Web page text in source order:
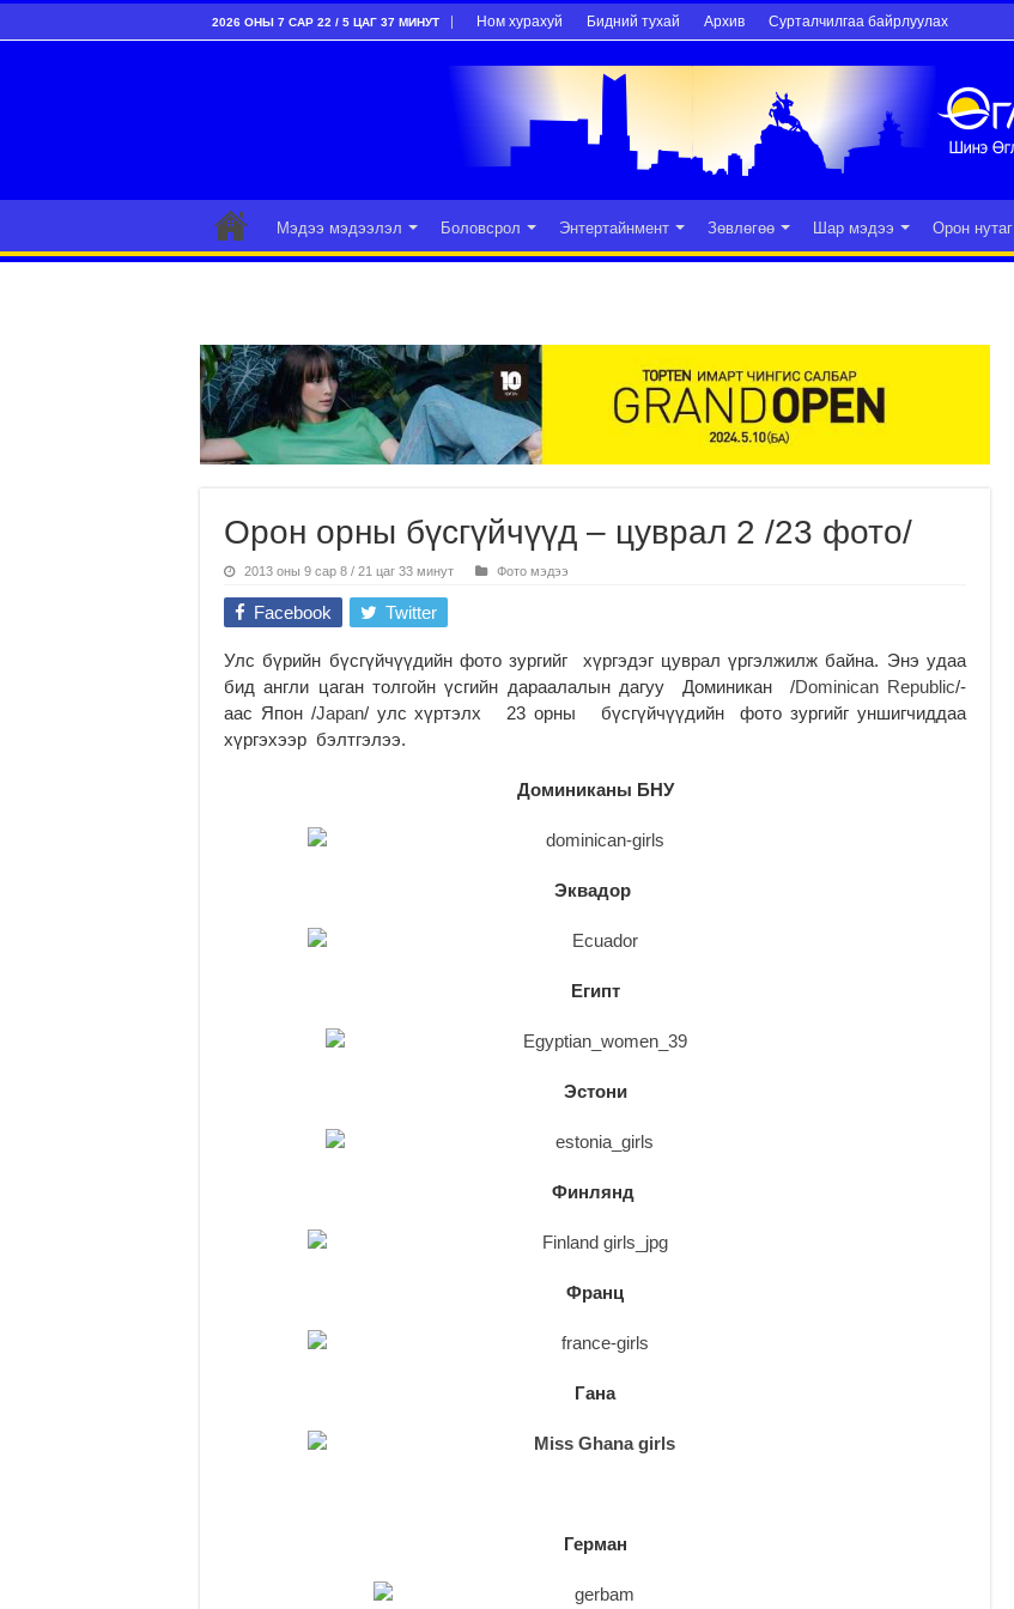
2026 ОНЫ 7 САР 22 / 5 ЦАГ 37 МИНУТ Ном хурахуй Бидний тухай Архив Сурталчилгаа байрлуулах
Мэдээ мэдээлэл Боловсрол Энтертайнмент Зөвлөгөө Шар мэдээ Орон нутаг
Орон орны бүсгүйчүүд – цуврал 2 /23 фото/
2013 оны 9 сар 8 / 21 цаг 33 минут Фото мэдээ
Facebook Twitter
Улс бүрийн бүсгүйчүүдийн фото зургийг хүргэдэг цуврал үргэлжилж байна. Энэ удаа
бид англи цаган толгойн үсгийн дараалалын дагуу Доминикан /Dominican Republic/-
аас Япон /Japan/ улс хүртэлх 23 орны бүсгүйчүүдийн фото зургийг уншигчиддаа
хүргэхээр бэлтгэлээ.
Доминиканы БНУ
Эквадор
Египт
Эстони
Финлянд
Франц
Гана
Герман